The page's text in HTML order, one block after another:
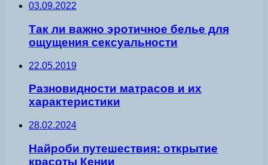
03.09.2022
Так ли важно эротичное белье для
ощущения сексуальности
22.05.2019
Разновидности матрасов и их
характеристики
28.02.2024
Найроби путешествия: открытие
красоты Кении